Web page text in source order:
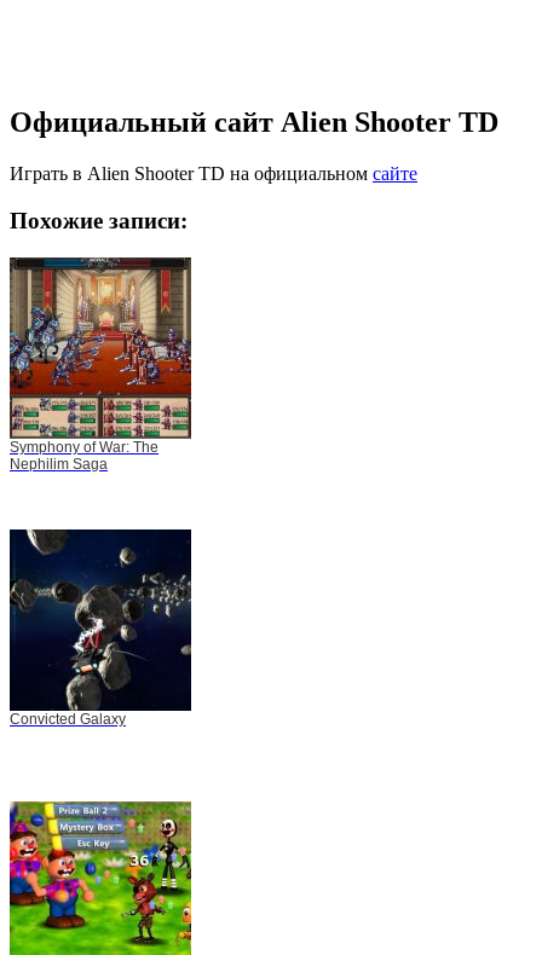
Официальный сайт Alien Shooter TD
Играть в Alien Shooter TD на официальном сайте
Похожие записи:
Symphony of War: The
Nephilim Saga
Convicted Galaxy